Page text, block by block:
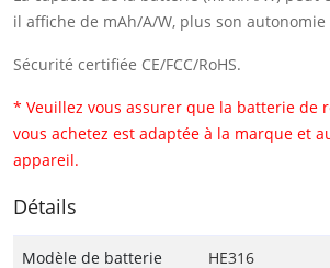
il affiche de mAh/A/W, plus son autonomie
Sécurité certifiée CE/FCC/RoHS.
* Veuillez vous assurer que la batterie de
vous achetez est adaptée à la marque et
appareil.
Détails
Modèle de batterie HE316